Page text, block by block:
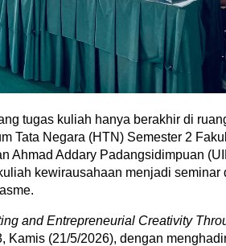
tugas kuliah hanya berakhir di
Tata Negara (HTN) Semester 2
Ahmad Addary Padangsidimpuan
kewirausahaan menjadi seminar
and Entrepreneurial Creativity
Kamis (21/5/2026), dengan